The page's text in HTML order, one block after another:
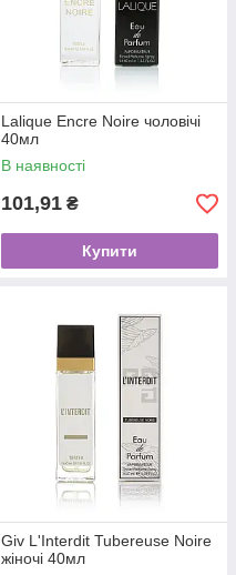
Lalique Encre Noire чоловічі
40мл
В наявності
101,91 ₴
Купити
Giv L'Interdit Tubereuse Noire
жіночі 40мл